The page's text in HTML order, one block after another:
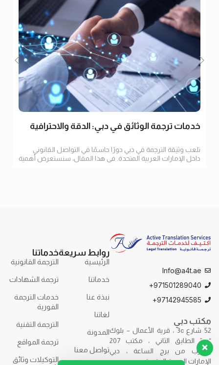
خدمات ترجمة الوثائق في دبي: الدقة والاحترافية
تلعب وثيقة الترجمة في دبي دورًا حاسمًا في التواصل القانوني
داخل الإمارات العربية المتحدة. في هذا المقال، سنستعرض أهمية
Info@a4t.ae
971501289040+
97142945585+
مكتب دبي
52 شارع 3c ، قرية الأعمال – بلوك
“ب” الطابق الثاني ، مكتب 207
بالقرب من برج الساعة ، دبي
الإمارات العربية المتحدة.
روابط سريعة
الرئيسية
خدماتنا
نبذة عنا
لغاتنا
المدونة
تواصل معنا
خدماتنا
الترجمة القانونية
ترجمة الشهادات
خدمات الترجمة
الفورية
الترجمة التقنية
ترجمة المواقع
التوكيلات وثائق